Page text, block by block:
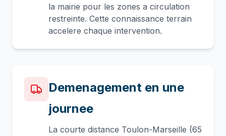
la mairie pour les zones a circulation
restreinte. Cette connaissance terrain
accelere chaque intervention.
Demenagement en une
journee
La courte distance Toulon-Marseille (65